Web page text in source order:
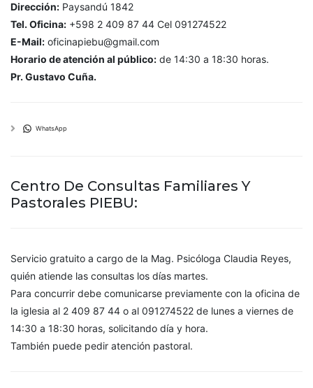
Dirección: Paysandú 1842
Tel. Oficina: +598 2 409 87 44 Cel 091274522
E-Mail: oficinapiebu@gmail.com
Horario de atención al público: de 14:30 a 18:30 horas.
Pr. Gustavo Cuña.
WhatsApp
Centro De Consultas Familiares Y
Pastorales PIEBU:
Servicio gratuito a cargo de la Mag. Psicóloga Claudia Reyes,
quién atiende las consultas los días martes.
Para concurrir debe comunicarse previamente con la oficina de
la iglesia al 2 409 87 44 o al 091274522 de lunes a viernes de
14:30 a 18:30 horas, solicitando día y hora.
También puede pedir atención pastoral.